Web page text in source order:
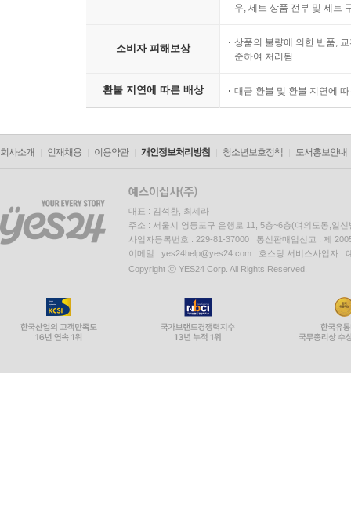
우, 세트 상품 전부 및 세트
소비자 피해보상
상품의 불량에 의한 반품,
준하여 처리됨
환불 지연에 따른 배상 대금 환불 및 환불 지연에
회사소개 인재채용 이용약관 개인정보처리방침 청소년보호정책 도서홍보안내
대표 : 김석환, 최세라
주소 : 서울시 영등포구 은행로 11, 5층~6층(여의도동,일신
사업자등록번호 : 229-81-37000 통신판매업신고 : 제
이메일 : yes24help@yes24.com 호스팅 서비스사업자 :
Copyright ⓒ YES24 Corp. All Rights Reserved.